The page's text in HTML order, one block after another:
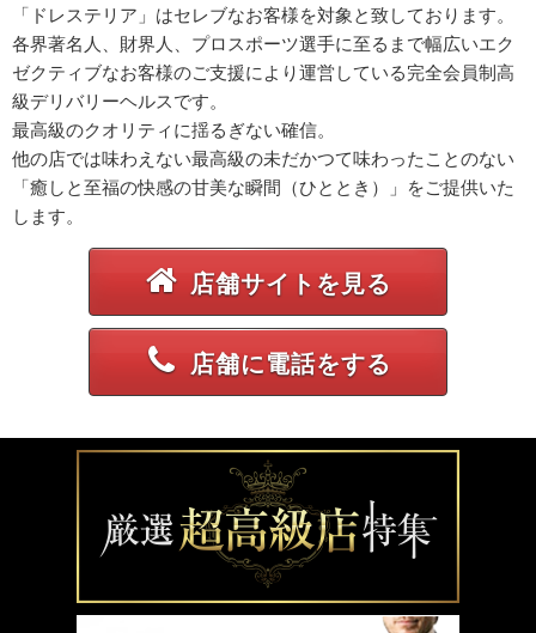
「ドレステリア」はセレブなお客様を対象と致しております。
各界著名人、財界人、プロスポーツ選手に至るまで幅広いエク
ゼクティブなお客様のご支援により運営している完全会員制高
級デリバリーヘルスです。
最高級のクオリティに揺るぎない確信。
他の店では味わえない最高級の未だかつて味わったことのない
「癒しと至福の快感の甘美な瞬間（ひととき）」をご提供いた
します。
店舗サイトを見る
店舗に電話をする